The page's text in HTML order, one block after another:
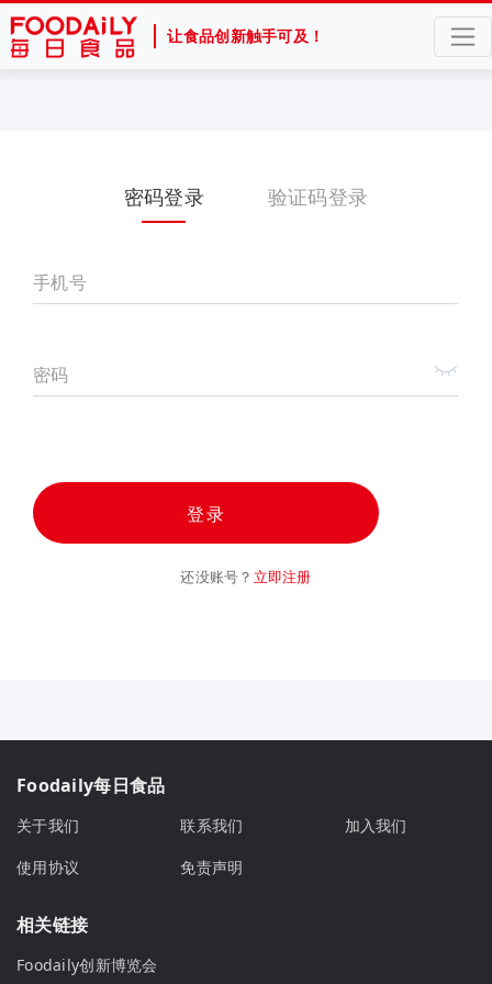
让食品创新触手可及！
密码登录 验证码登录
手机号
密码
登录
还没账号？ 立即注册
Foodaily每日食品
关于我们 联系我们
加入我们
使用协议
免责声明
相关链接
Foodaily创新博览会